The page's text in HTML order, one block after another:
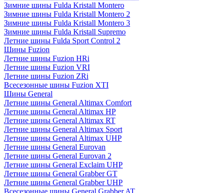
Зимние шины Fulda Kristall Montero
Зимние шины Fulda Kristall Montero 2
Зимние шины Fulda Kristall Montero 3
Зимние шины Fulda Kristall Supremo
Летние шины Fulda Sport Control 2
Шины Fuzion
Летние шины Fuzion HRi
Летние шины Fuzion VRI
Летние шины Fuzion ZRi
Всесезонные шины Fuzion XTI
Шины General
Летние шины General Altimax Comfort
Летние шины General Altimax HP
Летние шины General Altimax RT
Летние шины General Altimax Sport
Летние шины General Altimax UHP
Летние шины General Eurovan
Летние шины General Eurovan 2
Летние шины General Exclaim UHP
Летние шины General Grabber GT
Летние шины General Grabber UHP
Всесезонные шины General Grabber AT